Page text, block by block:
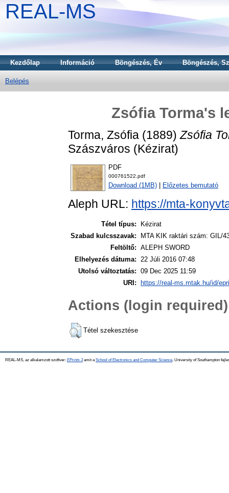
REAL-MS
Kezdőlap Információ Böngészés, Év Böngészés,
Belépés
Zsófia Torma's
Torma, Zsófia (1889)Zsófia
Szászváros (Kézirat)
PDF
000761522.pdf
Download (1MB) Előzetes bemutató
Aleph URL: https://mta-
Tétel típus:
Kézirat
Szabad kulcsszavak:
MTA KIK raktári szám: GIL/
Feltöltő: ALEPH SWORD
Elhelyezés dátuma: 22 Júli 2016 07:48
Utolsó változtatás: 09 Dec 2025 11:59
URI:
https://real-ms.mtak.hu/id/
Actions (login required)
Tétel szekesztése
REAL-MS, az alkalamzott szoftver: EPrints 3amit a School of Electronics and Computer Science , University of Southampton